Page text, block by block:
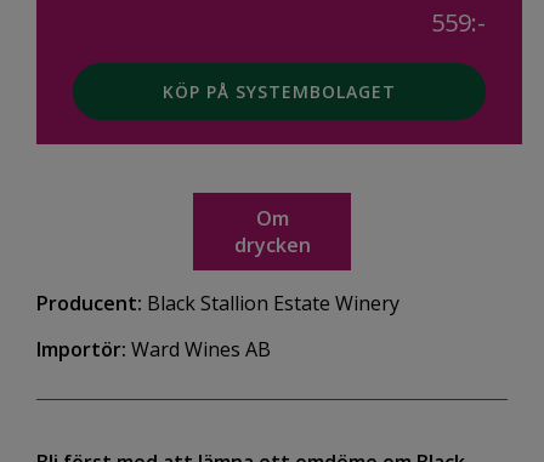
559:-
KÖP PÅ SYSTEMBOLAGET
Om
drycken
Producent: Black Stallion Estate Winery
Importör: Ward Wines AB